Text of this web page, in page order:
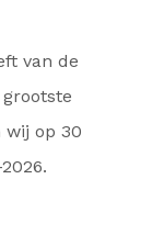
van de
wij op 30